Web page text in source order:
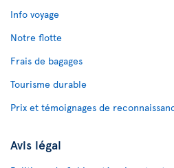
Info voyage
Notre flotte
Frais de bagages
Tourisme durable
Prix et témoignages de
Avis légal